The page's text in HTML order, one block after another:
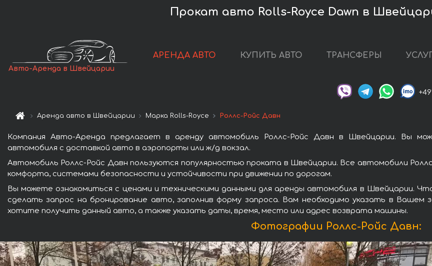
Прокат авто Rolls-Royce Dawn в
Авто-Аренда в Швейцарии
АРЕНДА АВТО КУПИТЬ АВТО ТРАНСФЕРЫ
Аренда авто в Швейцарии Марка Rolls-Royce Роллс-Ройс Давн
Компания Авто-Аренда предлагает в аренду автомобиль Роллс-Ройс Давн в Швейцарии. Вы
автомобиля с доставкой авто в аэропорты или ж/д вокзал.
Автомобиль Роллс-Ройс Давн пользуются популярностью проката в Швейцарии. Все автомобили
комфорта, системами безопасности и устойчивости при движении по дорогам.
Вы можете ознакомиться с ценами и техническими данными для аренды автомобиля в Швейцарии.
сделать запрос на бронирование авто, заполнив форму запроса. Вам необходимо указать в
хотите получить данный авто, а также указать даты, время, место или адрес возврата машины.
Фотографии Роллс-Ройс Давн: